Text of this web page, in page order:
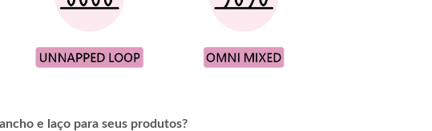
e laço para seus produtos?